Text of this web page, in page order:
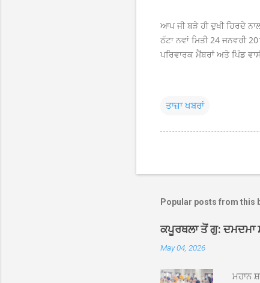
ਆਪ ਜੀ ਬੜੇ ਹੀ ਦੁਖੀ ਹਿਰਦੇ
ਠੱਟਾ ਨਵਾਂ ਮਿਤੀ 24 ਜਨਵਰੀ
ਪਰਿਵਾਰਕ ਮੈਂਬਰਾਂ ਅਤੇ ਪਿੰਡ
ਤਾਜ਼ਾ ਖਬਰਾਂ
Popular posts from this
ਕਪੂਰਥਲਾ ਤੋਂ ਗੁ: ਦਮਦਮਾ
May 04, 2026
ਮਹਾਨ